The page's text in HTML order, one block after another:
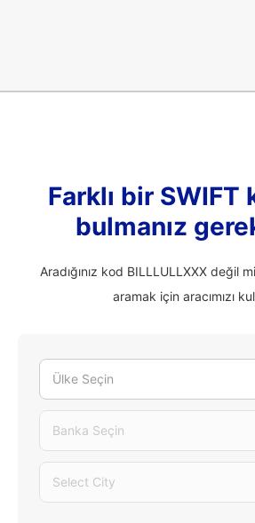
Farklı bir SWIFT
bulmanız
Aradığınız kod BILLLULLXXX değil
aramak için aracımızı
Ülke Seçin
Banka Seçin
Select City